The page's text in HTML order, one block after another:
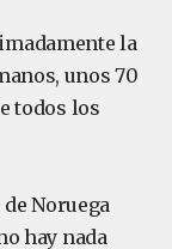
la
unos 70
todos los
Noruega
hay nada